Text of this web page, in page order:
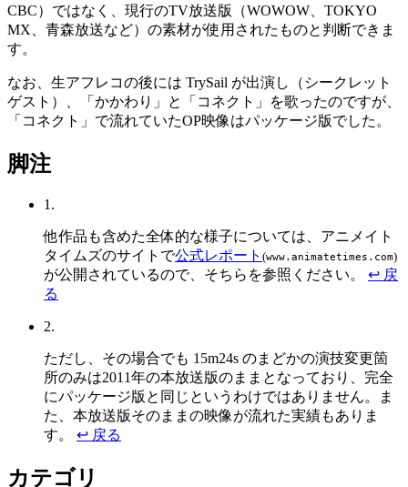
CBC）ではなく、現行のTV放送版（WOWOW、TOKYO
MX、青森放送など）の素材が使用されたものと判断できま
す。
なお、生アフレコの後には TrySail が出演し（シークレット
ゲスト）、「かかわり」と「コネクト」を歌ったのですが、
「コネクト」で流れていたOP映像はパッケージ版でした。
脚注
1.
他作品も含めた全体的な様子については、アニメイト
タイムズのサイトで公式レポート (www.animatetimes.com)
が公開されているので、そちらを参照ください。 ↩ 戻
る
2.
ただし、その場合でも 15m24s のまどかの演技変更箇
所のみは2011年の本放送版のままとなっており、完全
にパッケージ版と同じというわけではありません。ま
た、本放送版そのままの映像が流れた実績もありま
す。 ↩ 戻る
カテゴリ